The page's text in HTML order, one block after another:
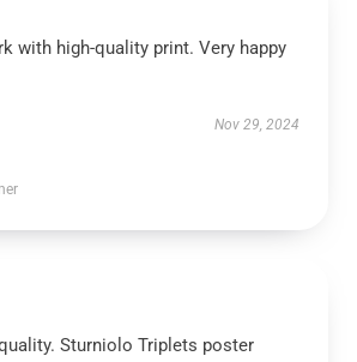
with high-quality print. Very happy
Nov 29, 2024
Sturniolo Triplets poster